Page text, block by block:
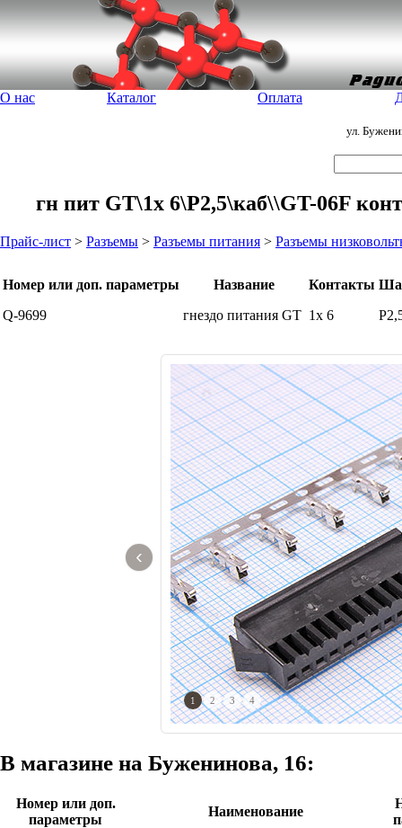
О нас Каталог Оплата
ул.
гн пит GT\1x 6\P2,5\каб\\GT-06F
Прайс-лист > Разъемы > Разъемы питания > Разъемы
Номер или доп. параметры Название Контакты
Q-9699
гнездо питания GT 1x 6
‹
1 2 3 4
В магазине на Буженинова, 16:
Номер или доп.
параметры
Наименование